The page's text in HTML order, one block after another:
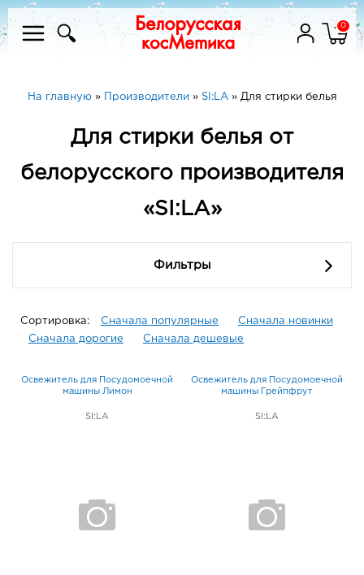
0
На главную» Производители » SI:LA» Для стирки белья
Для стирки белья от
белорусского производителя
«SI:LA»
Фильтры
Сортировка: Сначала популярные
Сначала новинки
Сначала дорогие
Сначала дешевые
Освежитель для Посудомоечной
машины Лимон
SI:LA
Освежитель для Посудомоечной
машины Грейпфрут
SI:LA